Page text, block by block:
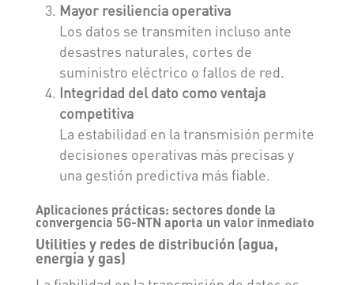
Mayor resiliencia operativa
Los datos se transmiten incluso ante
desastres naturales, cortes de
suministro eléctrico o fallos de red.
Integridad del dato como ventaja
competitiva
La estabilidad en la transmisión permite
decisiones operativas más precisas y
una gestión predictiva más fiable.
Aplicaciones prácticas: sectores donde la
convergencia 5G-NTN aporta un valor inmediato
Utilities y redes de distribución (agua,
energía y gas)